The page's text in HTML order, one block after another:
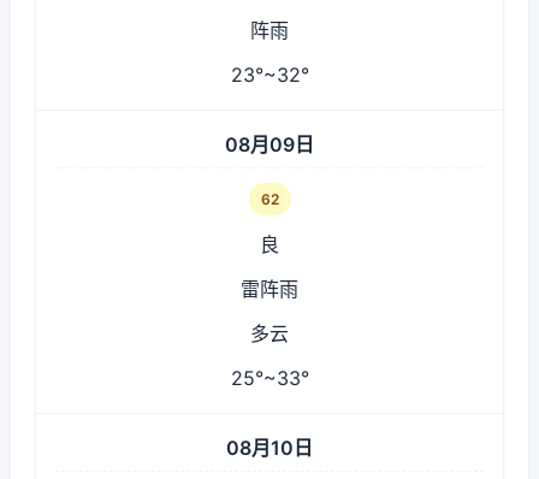
阵雨
23°~32°
08月09日
62
良
雷阵雨
多云
25°~33°
08月10日